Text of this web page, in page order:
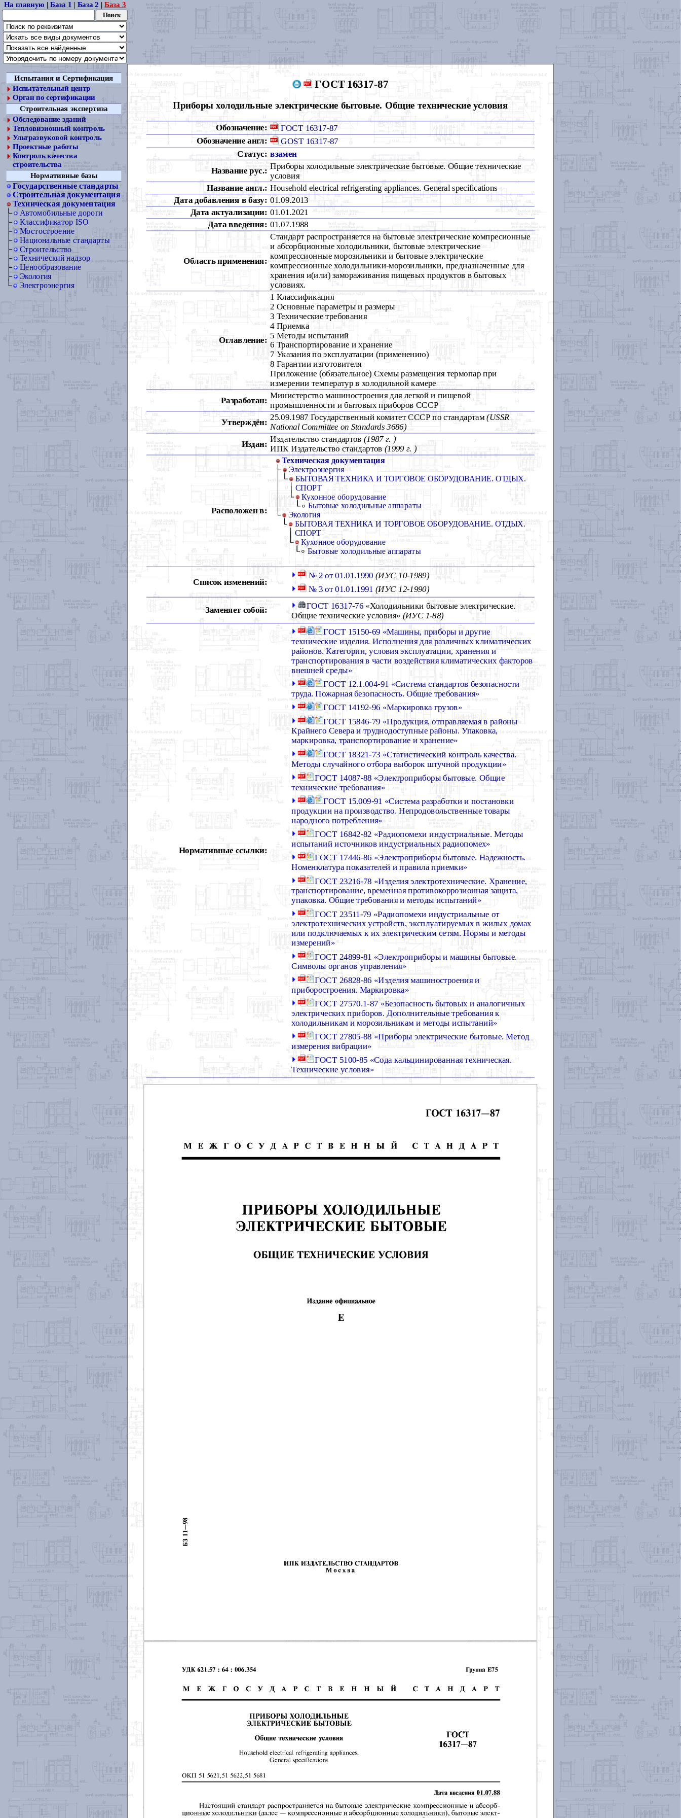
На главную |База 1 | База 2 |База 3
Испытания и Сертификация
Испытательный центр
Орган по сертификации
Строительная экспертиза
Обследование зданий
Тепловизионный контроль
Ультразвуковой контроль
Проектные работы
Контроль качества
строительства
Нормативные базы
Государственные стандарты
Строительная документация
Техническая документация
Автомобильные дороги
Классификатор ISO
Мостостроение
Национальные стандарты
Строительство
Технический надзор
Ценообразование
Экология
Электроэнергия
ГОСТ 16317-87
Приборы холодильные электрические бытовые. Общие технические условия
Обозначение: ГОСТ 16317-87
Обозначение англ: GOST 16317-87
Статус: взамен
Название рус.:
Приборы холодильные электрические бытовые. Общие технические
условия
Название англ.: Household electrical refrigerating appliances. General specifications
Дата добавления в базу: 01.09.2013
Дата актуализации: 01.01.2021
Дата введения: 01.07.1988
Область применения:
Стандарт распространяется на бытовые электрические компресионные
и абсорбционные холодильники, бытовые электрические
компрессионные морозильники и бытовые электрические
компрессионные холодильники-морозильники, предназначенные для
хранения и(или) замораживания пищевых продуктов в бытовых
условиях.
Оглавление:
1 Классификация
2 Основные параметры и размеры
3 Технические требования
4 Приемка
5 Методы испытаний
6 Транспортирование и хранение
7 Указания по эксплуатации (применению)
8 Гарантии изготовителя
Приложение (обязательное) Схемы размещения термопар при
измерении температур в холодильной камере
Разработан:
Министерство машиностроения для легкой и пищевой
промышленности и бытовых приборов СССР
Утверждён:
25.09.1987 Государственный комитет СССР по стандартам(USSR
National Committee on Standards 3686)
Издан:
Издательство стандартов (1987 г. )
ИПК Издательство стандартов (1999 г. )
Расположен в:
Техническая документация
Электроэнергия
БЫТОВАЯ ТЕХНИКА И ТОРГОВОЕ ОБОРУДОВАНИЕ. ОТДЫХ.
СПОРТ
Кухонное оборудование
Бытовые холодильные аппараты
Экология
БЫТОВАЯ ТЕХНИКА И ТОРГОВОЕ ОБОРУДОВАНИЕ. ОТДЫХ.
СПОРТ
Кухонное оборудование
Бытовые холодильные аппараты
Список изменений:
№ 2 от 01.01.1990 (ИУС 10-1989)
№ 3 от 01.01.1991 (ИУС 12-1990)
Заменяет собой: ГОСТ 16317-76«Холодильники бытовые электрические.
Общие технические условия» (ИУС 1-88)
Нормативные ссылки:
ГОСТ 15150-69 «Машины, приборы и другие
технические изделия. Исполнения для различных климатических
районов. Категории, условия эксплуатации, хранения и
транспортирования в части воздействия климатических факторов
внешней среды»
ГОСТ 12.1.004-91 «Система стандартов безопасности
труда. Пожарная безопасность. Общие требования»
ГОСТ 14192-96 «Маркировка грузов»
ГОСТ 15846-79 «Продукция, отправляемая в районы
Крайнего Севера и труднодоступные районы. Упаковка,
маркировка, транспортирование и хранение»
ГОСТ 18321-73 «Статистический контроль качества.
Методы случайного отбора выборок штучной продукции»
ГОСТ 14087-88 «Электроприборы бытовые. Общие
технические требования»
ГОСТ 15.009-91 «Система разработки и постановки
продукции на производство. Непродовольственные товары
народного потребления»
ГОСТ 16842-82 «Радиопомехи индустриальные. Методы
испытаний источников индустриальных радиопомех»
ГОСТ 17446-86 «Электроприборы бытовые. Надежность.
Номенклатура показателей и правила приемки»
ГОСТ 23216-78 «Изделия электротехнические. Хранение,
транспортирование, временная противокоррозионная защита,
упаковка. Общие требования и методы испытаний»
ГОСТ 23511-79 «Радиопомехи индустриальные от
электротехнических устройств, эксплуатируемых в жилых домах
или подключаемых к их электрическим сетям. Нормы и методы
измерений»
ГОСТ 24899-81 «Электроприборы и машины бытовые.
Символы органов управления»
ГОСТ 26828-86 «Изделия машиностроения и
приборостроения. Маркировка»
ГОСТ 27570.1-87 «Безопасность бытовых и аналогичных
электрических приборов. Дополнительные требования к
холодильникам и морозильникам и методы испытаний»
ГОСТ 27805-88 «Приборы электрические бытовые. Метод
измерения вибрации»
ГОСТ 5100-85 «Сода кальцинированная техническая.
Технические условия»